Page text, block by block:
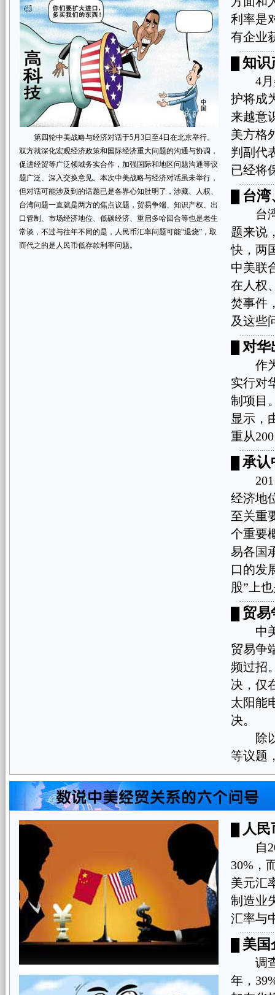
第四轮中美战略与经济对话于5月3日至4日在北京举行。
双方就深化宏观经济政策和国际经济重大问题的沟通与协调，
促进经贸等广泛领域务实合作，加强国际和地区问题沟通等议
题广泛、深入交换意见。本次中美战略与经济对话虽未举行，
但对话可能涉及到的话题已是各界心知肚明了，涉藏、人权、
台湾问题一直就是两方的焦点议题，贸易争端、知识产权、出
口管制、市场经济地位、低碳经济、重启多哈回合等也是老生
常谈，不过与往年不同的是，人民币汇率问题可能“退烧”，取
而代之的是人民币低存款利率问题。
利率是
有企业
知识
4月美
护将成
来越意
美方格
判副代
已经将
台湾
台湾
题来说
快，两
中美联
在人权
焚事件
及这些
对华
作为
实行对
制项目
显示，
重从
承认
2011
经济地
至关重
个重要
易各国
口的发
股”上
贸易
中美
贸易争
频过招
决，仅
太阳能
决。
除以
等议题
人民
自
30%，
美元汇
制造业
汇率与
美国
调查
年，